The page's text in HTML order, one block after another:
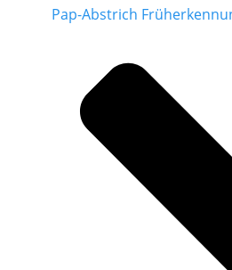
Pap-Abstrich